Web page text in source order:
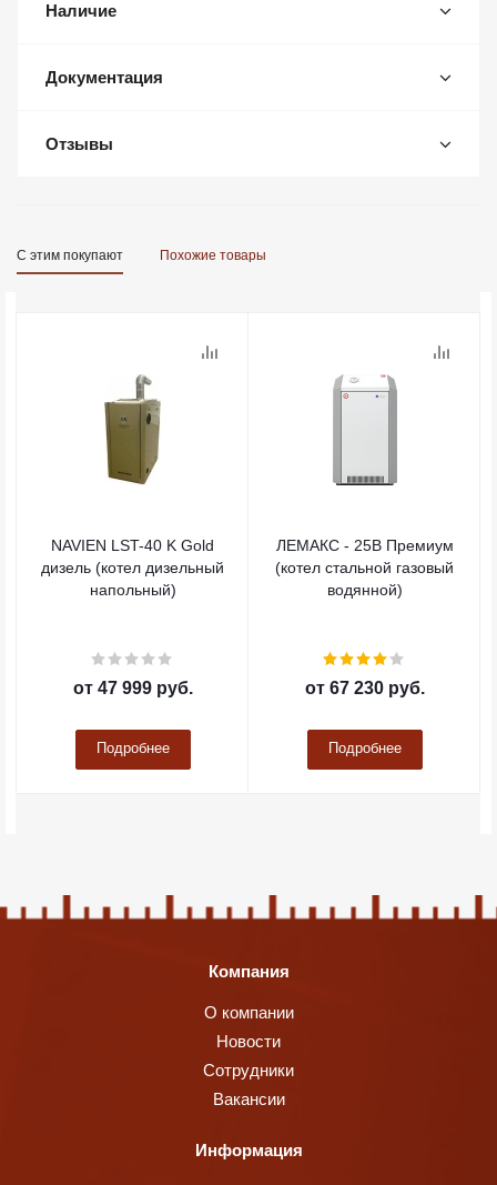
Наличие
Документация
Отзывы
С этим покупают Похожие товары
NAVIEN LST-40 K Gold
дизель (котел дизельный
напольный)
от 47 999 руб.
Подробнее
ЛЕМАКС - 25В Премиум
(котел стальной газовый
водянной)
от 67 230 руб.
Подробнее
Компания
О компании
Новости
Сотрудники
Вакансии
Информация